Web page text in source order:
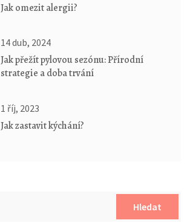
Jak omezit alergii?
14 dub, 2024
Jak přežít pylovou sezónu: Přírodní
strategie a doba trvání
1 říj, 2023
Jak zastavit kýchání?
Hledat